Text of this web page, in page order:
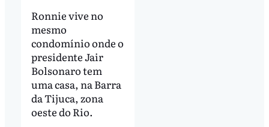
Ronnie vive no
mesmo
condomínio onde o
presidente Jair
Bolsonaro tem
uma casa, na Barra
da Tijuca, zona
oeste do Rio.